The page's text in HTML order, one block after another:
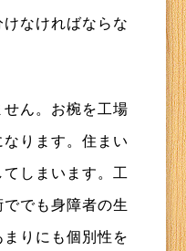
なければならな
ん。お椀を工場
ります。住まい
しまいます。工
でも身障者の生
りにも個別性を